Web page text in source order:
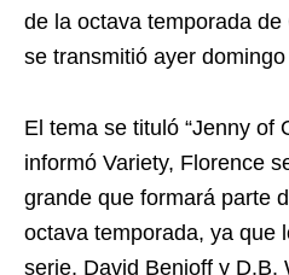
de la octava temporada
se transmitió ayer
El tema se tituló “Jenny of
informó Variety, Florence
grande que formará parte
octava temporada, ya que
serie, David Benioff y D.B.